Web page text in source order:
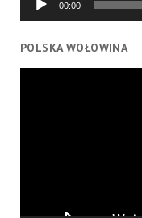
00:00
POLSKA WOŁOWINA